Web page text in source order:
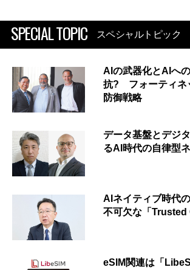
SPECIAL TOPIC スペシャルトピック
AIの武器化とAIへ
抗? フォーティネ
防御戦略
データ基盤とデジ
るAI時代の自律型
AIネイティブ時代
不可欠な「Trusted
eSIM関連は「